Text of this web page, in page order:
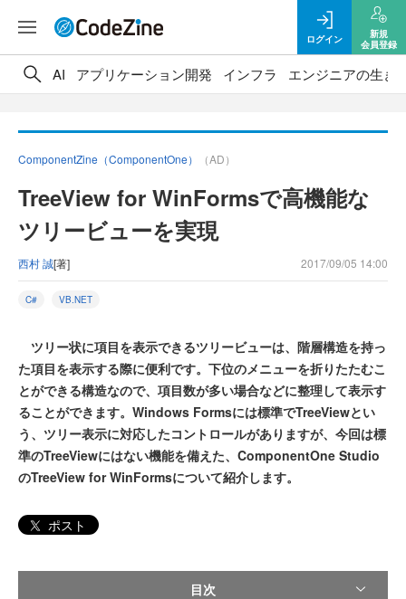
ログイン
新規
会員登録
AI アプリケーション開発 インフラ エンジニアの生き
ComponentZine（ComponentOne） （AD）
TreeView for WinFormsで高機能な
ツリービューを実現
西村 誠[著] 2017/09/05 14:00
C# VB.NET
ツリー状に項目を表示できるツリービューは、階層構造を持っ
た項目を表示する際に便利です。下位のメニューを折りたたむこ
とができる構造なので、項目数が多い場合などに整理して表示す
ることができます。Windows Formsには標準でTreeViewとい
う、ツリー表示に対応したコントロールがありますが、今回は標
準のTreeViewにはない機能を備えた、ComponentOne Studio
のTreeView for WinFormsについて紹介します。
ポスト
目次